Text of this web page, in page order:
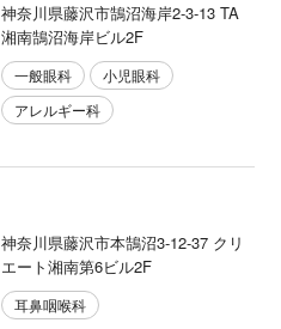
神奈川県藤沢市鵠沼海岸2-3-13 TA
湘南鵠沼海岸ビル2F
一般眼科
小児眼科
アレルギー科
神奈川県藤沢市本鵠沼3-12-37 クリ
エート湘南第6ビル2F
耳鼻咽喉科